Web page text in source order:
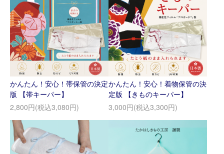
かんたん！安心！帯保管の決定
版 【帯キーパー】
2,800円(税込3,080円)
かんたん！安心！着物保管の決
定版 【きものキーパー】
3,000円(税込3,300円)